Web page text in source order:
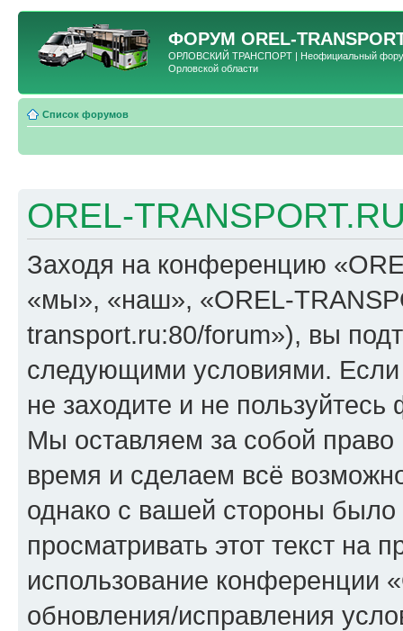
ФОРУМ OREL-
ОРЛОВСКИЙ ТРАНСПОРТ | Неофициальный форум
Орловской области
Список форумов
OREL-
Заходя на конференцию
«мы», «наш», «OREL-
transport.ru:80/forum»), вы
следующими условиями.
не заходите и не
Мы оставляем за собой
время и сделаем всё
однако с вашей стороны
просматривать этот текст на
использование конференции
обновления/исправления